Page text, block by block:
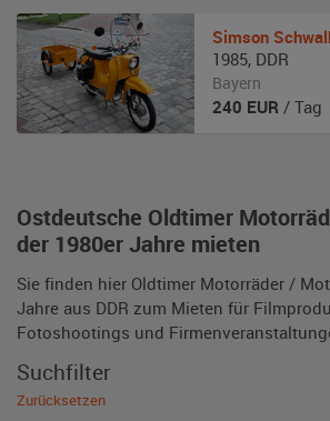
Ostdeutsche Oldtimer
der 1980er Jahre mieten
Sie finden hier Oldtimer Motorräder /
Jahre aus DDR zum Mieten für
Fotoshootings und
Simson
1985, DDR
Bayern
240 EUR / Tag
Suchfilter
Zurücksetzen